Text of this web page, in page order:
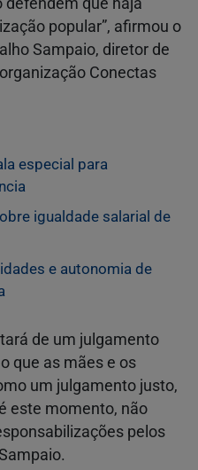
que haja
popular”, afirmou o
Sampaio, diretor de
Conectas
especial para
igualdade salarial de
e autonomia de
de um julgamento
que as mães e os
um julgamento justo,
este momento, não
pelos